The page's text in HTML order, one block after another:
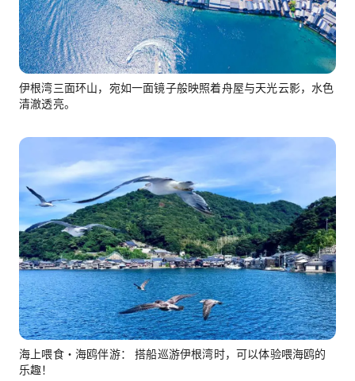
伊根湾三面环山，宛如一面镜子般映照着舟屋与天光云影，水色
清澈透亮。
海上喂食・海鸥伴游： 搭船巡游伊根湾时，可以体验喂海鸥的
乐趣！